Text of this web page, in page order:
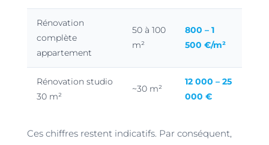
Rénovation
complète
appartement
50 à 100
m²
800 – 1
500 €/m²
Rénovation studio
30 m²
~30 m²
12 000 – 25
000 €
Ces chiffres restent indicatifs. Par conséquent,